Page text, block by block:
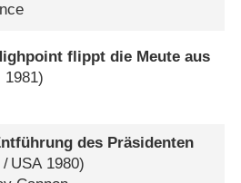
flippt die Meute aus
1981)
des Präsidenten
/ USA 1980)